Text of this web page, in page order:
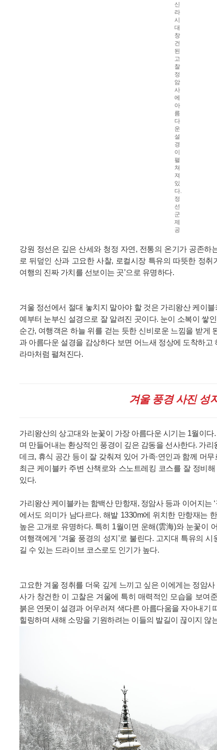
신
라
시
대
창
건
된
고
찰
정
암
사
에
아
름
다
운
설
경
이
펼
쳐
져
있
다.
정
선
군
제
공
강원 정선은 깊은 산세와 청정 자연, 전통의 온기가 공존하
로 뒤덮인 산과 고요한 사찰, 로컬시장 특유의 따뜻한 정취
여행의 진짜 가치를 선보이는 곳’으로 유명하다.
겨울 정선에서 절대 놓치지 말아야 할 것은 가리왕산 케이
예부터 눈부신 설경으로 잘 알려진 곳이다. 눈이 소복이 쌓
순간, 여행객은 하늘 위를 걷는 듯한 신비로운 느낌을 받게
과 아름다운 설경을 감상하다 보면 어느새 정상에 도착하고
라마처럼 펼쳐진다.
겨울 풍경 사진 성
가리왕산의 상고대와 눈꽃이 가장 아름다운 시기는 1월이
며 만들어내는 환상적인 풍경이 깊은 감동을 선사한다. 가리
데크, 휴식 공간 등이 잘 갖춰져 있어 가족·연인과 함께 머
최근 케이블카 주변 산책로와 스노트레킹 코스를 잘 정비
있다.
가리왕산 케이블카는 함백산 만항재, 정암사 등과 이어지는
에서도 의미가 남다르다. 해발 1330m에 위치한 만항재는
높은 고개로 유명하다. 특히 1월이면 운해(雲海)와 눈꽃이
여행객에게 ‘겨울 풍경의 성지’로 불린다. 고지대 특유의
길 수 있는 드라이브 코스로도 인기가 높다.
고요한 겨울 정취를 더욱 깊게 느끼고 싶은 이에게는 정암
사가 창건한 이 고찰은 겨울에 특히 매력적인 모습을 보여
붉은 연못이 설경과 어우러져 색다른 아름다움을 자아내기
힐링하며 새해 소망을 기원하려는 이들의 발길이 끊이지 않